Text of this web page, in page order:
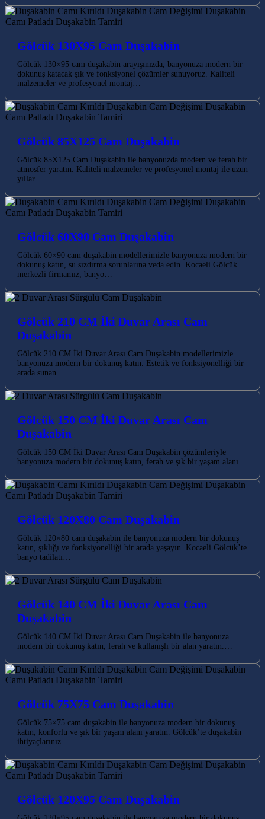
Gölcük 130X95 Cam Duşakabin
Gölcük 130×95 cam duşakabin arayışınızda, banyonuza modern bir
dokunuş katacak şık ve fonksiyonel çözümler sunuyoruz. Kaliteli
malzemeler ve profesyonel montaj…
Gölcük 85X125 Cam Duşakabin
Gölcük 85X125 Cam Duşakabin ile banyonuzda modern ve ferah bir
atmosfer yaratın. Kaliteli malzemeler ve profesyonel montaj ile uzun
yıllar…
Gölcük 60X90 Cam Duşakabin
Gölcük 60×90 cam duşakabin modellerimizle banyonuza modern bir
dokunuş katın, su sızdırma sorunlarına veda edin. Kocaeli Gölcük
merkezli firmamız, banyo…
Gölcük 210 CM İki Duvar Arası Cam
Duşakabin
Gölcük 210 CM İki Duvar Arası Cam Duşakabin modellerimizle
banyonuza modern bir dokunuş katın. Estetik ve fonksiyonelliği bir
arada sunan…
Gölcük 150 CM İki Duvar Arası Cam
Duşakabin
Gölcük 150 CM İki Duvar Arası Cam Duşakabin çözümleriyle
banyonuza modern bir dokunuş katın, ferah ve şık bir yaşam alanı…
Gölcük 120X80 Cam Duşakabin
Gölcük 120×80 cam duşakabin ile banyonuza modern bir dokunuş
katın, şıklığı ve fonksiyonelliği bir arada yaşayın. Kocaeli Gölcük’te
banyo tadilatı…
Gölcük 140 CM İki Duvar Arası Cam
Duşakabin
Gölcük 140 CM İki Duvar Arası Cam Duşakabin ile banyonuza
modern bir dokunuş katın, ferah ve kullanışlı bir alan yaratın.…
Gölcük 75X75 Cam Duşakabin
Gölcük 75×75 cam duşakabin ile banyonuza modern bir dokunuş
katın, konforlu ve şık bir yaşam alanı yaratın. Gölcük’te duşakabin
ihtiyaçlarınız…
Gölcük 120X95 Cam Duşakabin